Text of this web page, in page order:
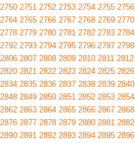
2750 2751 2752 2753 2754 2755 2756
2764 2765 2766 2767 2768 2769 2770
2778 2779 2780 2781 2782 2783 2784
2792 2793 2794 2795 2796 2797 2798
2806 2807 2808 2809 2810 2811 2812
2820 2821 2822 2823 2824 2825 2826
2834 2835 2836 2837 2838 2839 2840
2848 2849 2850 2851 2852 2853 2854
2862 2863 2864 2865 2866 2867 2868
2876 2877 2878 2879 2880 2881 2882
2890 2891 2892 2893 2894 2895 2896